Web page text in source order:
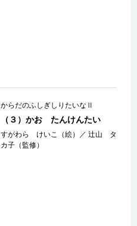
からだのふしぎしりたいなⅡ
（３）かお たんけんたい
すがわら けいこ（絵） ／辻山 タ
カ子（監修）